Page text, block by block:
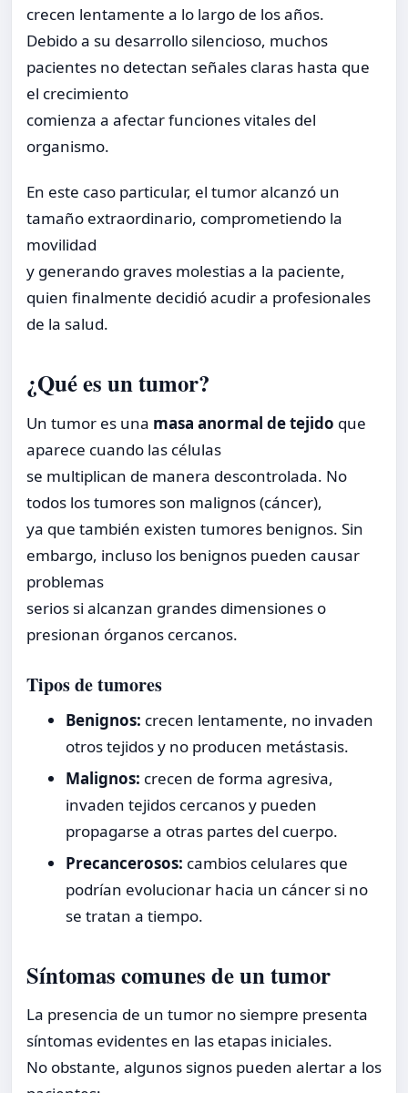
crecen lentamente a lo largo de los años.
Debido a su desarrollo silencioso, muchos
pacientes no detectan señales claras hasta que
el crecimiento
comienza a afectar funciones vitales del
organismo.
En este caso particular, el tumor alcanzó un
tamaño extraordinario, comprometiendo la
movilidad
y generando graves molestias a la paciente,
quien finalmente decidió acudir a profesionales
de la salud.
¿Qué es un tumor?
Un tumor es una masa anormal de tejido que
aparece cuando las células
se multiplican de manera descontrolada. No
todos los tumores son malignos (cáncer),
ya que también existen tumores benignos. Sin
embargo, incluso los benignos pueden causar
problemas
serios si alcanzan grandes dimensiones o
presionan órganos cercanos.
Tipos de tumores
Benignos: crecen lentamente, no invaden
otros tejidos y no producen metástasis.
Malignos: crecen de forma agresiva,
invaden tejidos cercanos y pueden
propagarse a otras partes del cuerpo.
Precancerosos: cambios celulares que
podrían evolucionar hacia un cáncer si no
se tratan a tiempo.
Síntomas comunes de un tumor
La presencia de un tumor no siempre presenta
síntomas evidentes en las etapas iniciales.
No obstante, algunos signos pueden alertar a los